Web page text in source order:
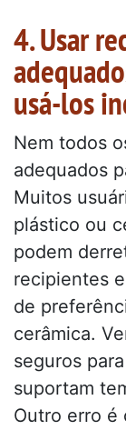
4. Usar
usá-los
Nem todos
adequados
Muitos
plástico ou
podem
recipientes
de
cerâmica.
seguros
suportam
Outro erro é